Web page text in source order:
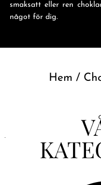
smaksatt eller ren
något för dig.
Hem /